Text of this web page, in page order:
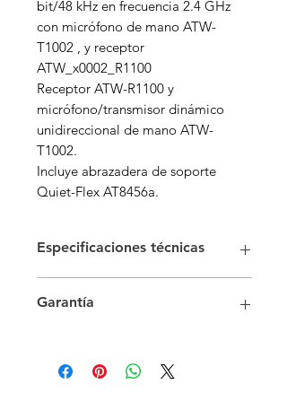
bit/48 kHz en frecuencia 2.4 GHz
con micrófono de mano ATW-
T1002 , y receptor
ATW_x0002_R1100
Receptor ATW-R1100 y
micrófono/transmisor dinámico
unidireccional de mano ATW-
T1002.
Incluye abrazadera de soporte
Quiet-Flex AT8456a.
Especificaciones técnicas
Frecuencias de funcionamiento:
Respuesta de frecuencia: 20 Hz a
20 kHz (según el tipo de
Garantía